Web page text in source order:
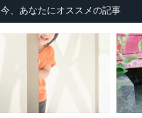
今、あなたにオススメの記事